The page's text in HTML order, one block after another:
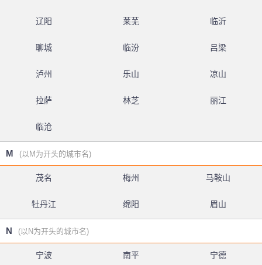
辽阳 莱芜 临沂
聊城 临汾 吕梁
泸州 乐山 凉山
拉萨 林芝 丽江
临沧
M (以M为开头的城市名)
茂名 梅州 马鞍山
牡丹江 绵阳 眉山
N (以N为开头的城市名)
宁波 南平 宁德